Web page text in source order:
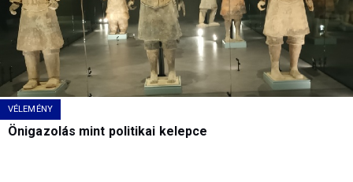
VÉLEMÉNY
Önigazolás mint politikai kelepce